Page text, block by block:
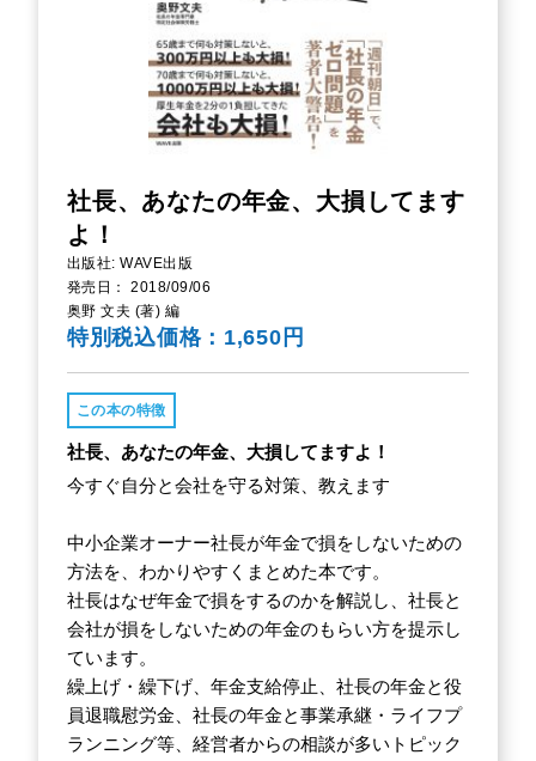
社長、あなたの年金、大損してます
よ！
出版社: WAVE出版
発売日： 2018/09/06
特別税込価格：1,650円
奥野 文夫 (著) 編
この本の特徴
社長、あなたの年金、大損してますよ！
今すぐ自分と会社を守る対策、教えます
中小企業オーナー社長が年金で損をしないための
方法を、わかりやすくまとめた本です。
社長はなぜ年金で損をするのかを解説し、社長と
会社が損をしないための年金のもらい方を提示し
ています。
繰上げ・繰下げ、年金支給停止、社長の年金と役
員退職慰労金、社長の年金と事業承継・ライフプ
ランニング等、経営者からの相談が多いトピック